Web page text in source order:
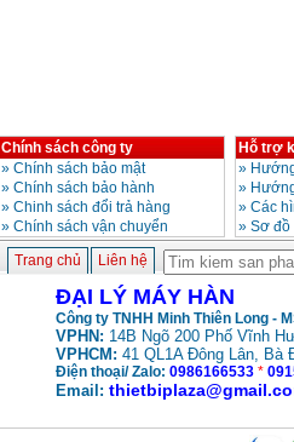
Chính sách công ty
» Chính sách bảo mật
» Chính sách bảo hành
» Chinh sách đổi trả hàng
» Chính sách vận chuyển
Hỗ trợ
»
»
» Các
» Sơ
Trang chủ Liên hệ
ĐẠI LÝ MÁY HÀN
Công ty TNHH Minh Thiên Long -
VPHN: 14B Ngõ 200 Phố Vĩnh
VPHCM: 41 QL1A Đông Lân, Bà
Điện thoại/ Zalo: 0986166533 *
Email: